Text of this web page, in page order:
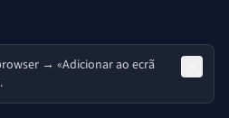
→ «Adicionar ao ecrã